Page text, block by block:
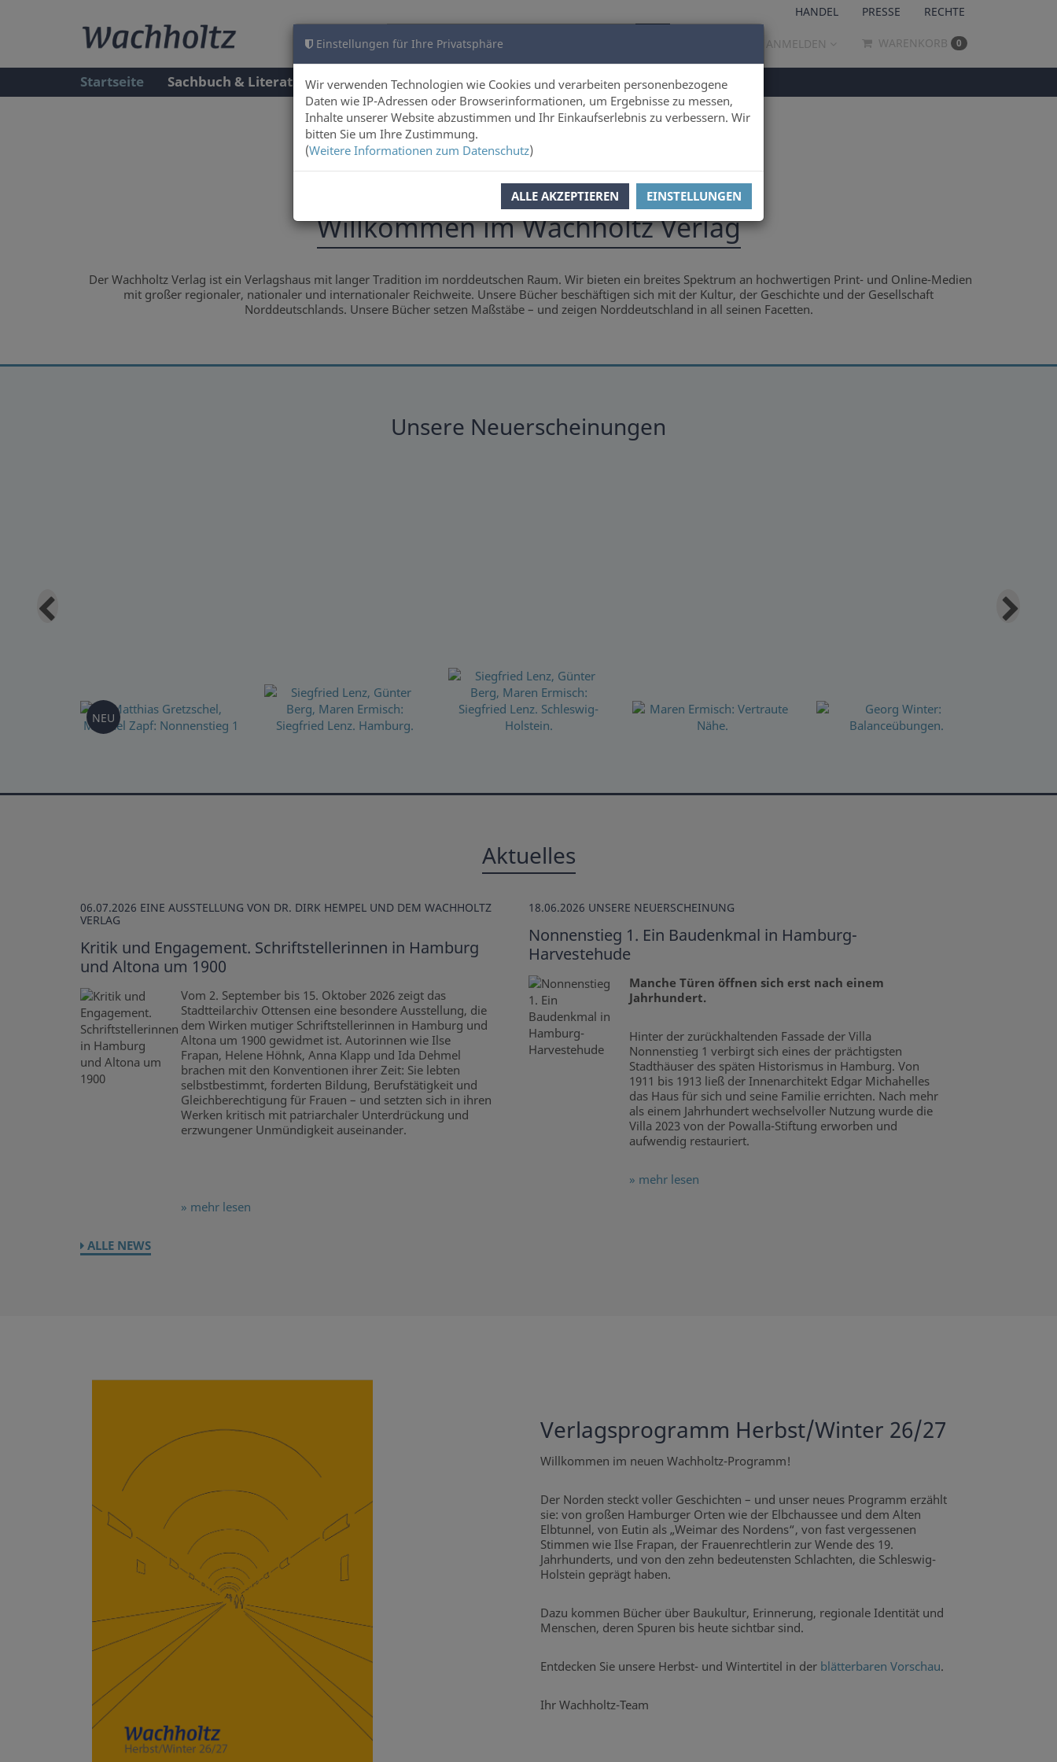
Einstellungen für Ihre Privatsphäre
Wir verwenden Technologien wie Cookies und verarbeiten personenbezogene
Daten wie IP-Adressen oder Browserinformationen, um Ergebnisse zu messen,
Inhalte unserer Website abzustimmen und Ihr Einkaufserlebnis zu verbessern. Wir
bitten Sie um Ihre Zustimmung.
(Weitere Informationen zum Datenschutz)
ALLE AKZEPTIEREN EINSTELLUNGEN
HANDEL PRESSE RECHTE
ANMELDEN WARENKORB 0
Startseite Sachbuch & Literatur Autoren Über uns
Willkommen im Wachholtz Verlag
Der Wachholtz Verlag ist ein Verlagshaus mit langer Tradition im norddeutschen Raum. Wir bieten ein breites Spektrum an hochwertigen Print- und Online-Medien
mit großer regionaler, nationaler und internationaler Reichweite. Unsere Bücher beschäftigen sich mit der Kultur, der Geschichte und der Gesellschaft
Norddeutschlands. Unsere Bücher setzen Maßstäbe – und zeigen Norddeutschland in all seinen Facetten.
Unsere Neuerscheinungen
NEU
Aktuelles
06.07.2026 EINE AUSSTELLUNG VON DR. DIRK HEMPEL UND DEM WACHHOLTZ
VERLAG
Kritik und Engagement. Schriftstellerinnen in Hamburg
und Altona um 1900
Vom 2. September bis 15. Oktober 2026 zeigt das
Stadtteilarchiv Ottensen eine besondere Ausstellung, die
dem Wirken mutiger Schriftstellerinnen in Hamburg und
Altona um 1900 gewidmet ist. Autorinnen wie Ilse
Frapan, Helene Höhnk, Anna Klapp und Ida Dehmel
brachen mit den Konventionen ihrer Zeit: Sie lebten
selbstbestimmt, forderten Bildung, Berufstätigkeit und
Gleichberechtigung für Frauen – und setzten sich in ihren
Werken kritisch mit patriarchaler Unterdrückung und
erzwungener Unmündigkeit auseinander.
» mehr lesen
18.06.2026 UNSERE NEUERSCHEINUNG
Nonnenstieg 1. Ein Baudenkmal in Hamburg-
Harvestehude
Manche Türen öffnen sich erst nach einem
Jahrhundert.
Hinter der zurückhaltenden Fassade der Villa
Nonnenstieg 1 verbirgt sich eines der prächtigsten
Stadthäuser des späten Historismus in Hamburg. Von
1911 bis 1913 ließ der Innenarchitekt Edgar Michahelles
das Haus für sich und seine Familie errichten. Nach mehr
als einem Jahrhundert wechselvoller Nutzung wurde die
Villa 2023 von der Powalla-Stiftung erworben und
aufwendig restauriert.
» mehr lesen
ALLE NEWS
Verlagsprogramm Herbst/Winter 26/27
Willkommen im neuen Wachholtz-Programm!
Der Norden steckt voller Geschichten – und unser neues Programm erzählt
sie: von großen Hamburger Orten wie der Elbchaussee und dem Alten
Elbtunnel, von Eutin als „Weimar des Nordens“, von fast vergessenen
Stimmen wie Ilse Frapan, der Frauenrechtlerin zur Wende des 19.
Jahrhunderts, und von den zehn bedeutensten Schlachten, die Schleswig-
Holstein geprägt haben.
Dazu kommen Bücher über Baukultur, Erinnerung, regionale Identität und
Menschen, deren Spuren bis heute sichtbar sind.
Entdecken Sie unsere Herbst- und Wintertitel in der blätterbaren Vorschau.
Ihr Wachholtz-Team